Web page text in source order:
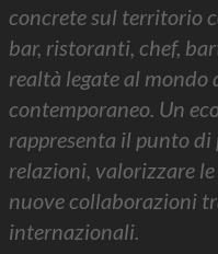
concrete sul territorio
bar, ristoranti, chef,
realtà legate al mondo
contemporaneo. Un
rappresenta il punto
relazioni, valorizzare
nuove collaborazioni
internazionali.